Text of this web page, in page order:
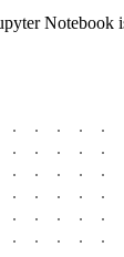
Notebook